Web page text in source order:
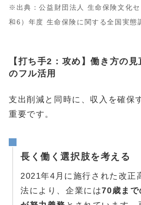
※出典：公益財団法人 生命保険文化
和6）年度 生命保険に関する全国実態
【打ち手2：攻め】働き方の
のフル活用
支出削減と同時に、収入を確保
重要です。
長く働く選択肢を考える
2021年4月に施行された改正
法により、企業には70歳ま